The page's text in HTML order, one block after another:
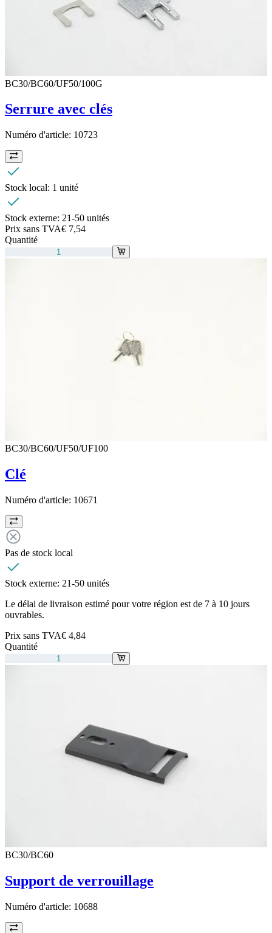
BC30/BC60/UF50/100G
Serrure avec clés
Numéro d'article: 10723
Stock local: 1 unité
Stock externe: 21-50 unités
Prix sans TVA€ 7,54
Quantité
BC30/BC60/UF50/UF100
Clé
Numéro d'article: 10671
Pas de stock local
Stock externe: 21-50 unités
Le délai de livraison estimé pour votre région est de 7 à 10 jours
ouvrables.
Prix sans TVA€ 4,84
Quantité
BC30/BC60
Support de verrouillage
Numéro d'article: 10688